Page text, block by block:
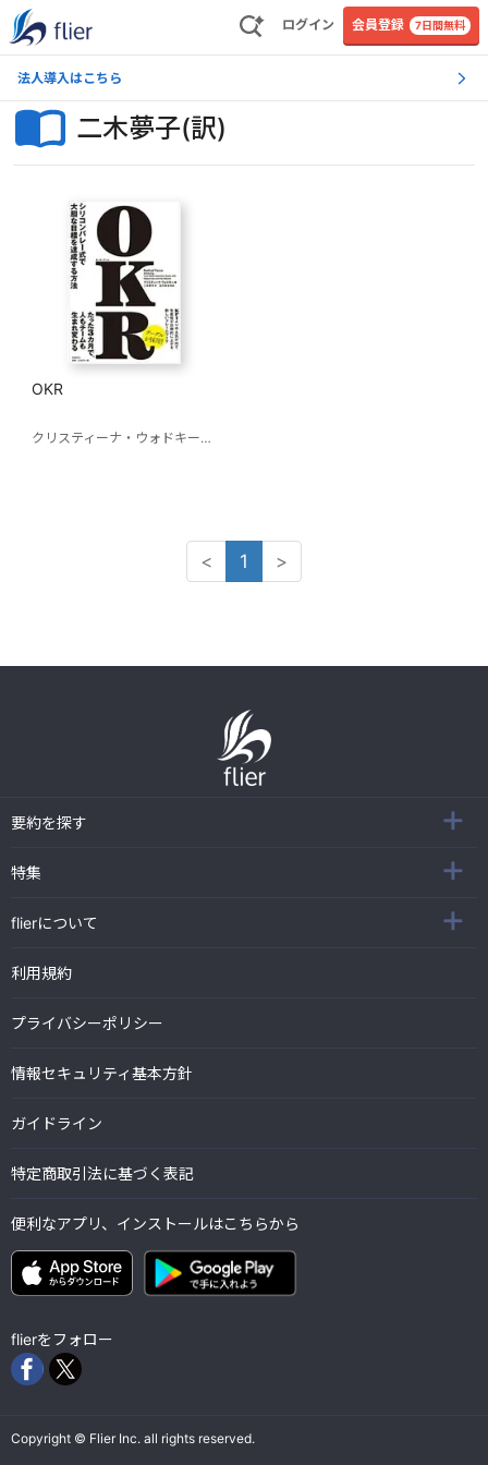
ログイン 会員登録 7日間無料
法人導入はこちら
二木夢子(訳)
OKR
クリスティーナ・ウォドキー二木夢子(訳)
< 1 >
要約を探す
特集
flierについて
利用規約
プライバシーポリシー
情報セキュリティ基本方針
ガイドライン
特定商取引法に基づく表記
便利なアプリ、インストールはこちらから
flierをフォロー
Copyright © Flier Inc. all rights reserved.